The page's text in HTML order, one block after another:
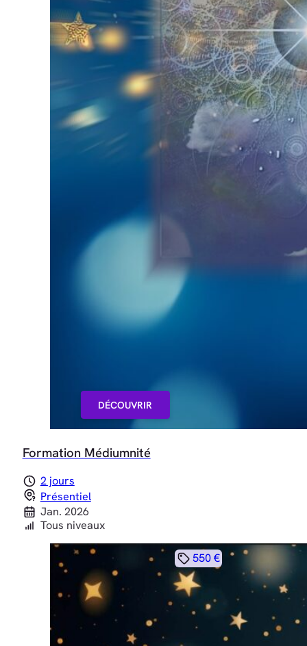
DÉCOUVRIR
Formation Médiumnité
2 jours
Présentiel
Jan. 2026
Tous niveaux
550 €